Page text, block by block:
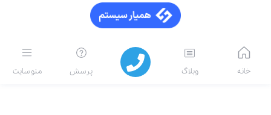
خانه وبلاگ پرسش منو سایت